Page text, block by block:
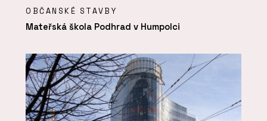
OBČANSKÉ STAVBY
Mateřská škola Podhrad v Humpolci